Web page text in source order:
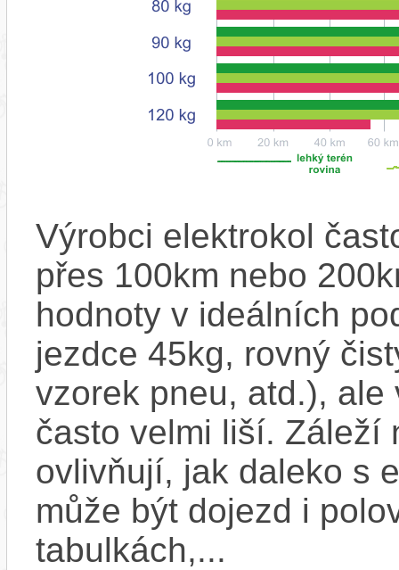
Výrobci elektrokol
přes 100km nebo
hodnoty v ideálních
jezdce 45kg, rovný
vzorek pneu, atd.),
často velmi liší. Záleží
ovlivňují, jak daleko s
může být dojezd i
tabulkách,...